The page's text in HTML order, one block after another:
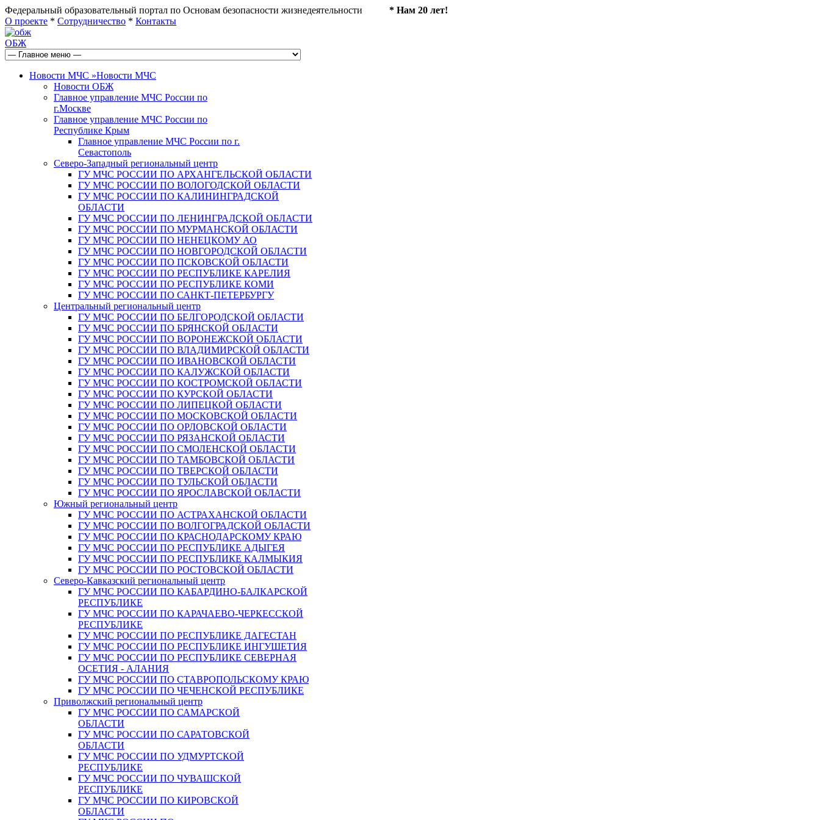
Федеральный образовательный портал по Основам безопасности жизнедеятельности * Нам 20 лет!
О проекте * Сотрудничество * Контакты
ОБЖ
Новости МЧС »Новости МЧС
Новости ОБЖ
Главное управление МЧС России по
г.Москве
Главное управление МЧС России по
Республике Крым
Главное управление МЧС России по г.
Севастополь
Северо-Западный региональный центр
ГУ МЧС РОССИИ ПО АРХАНГЕЛЬСКОЙ ОБЛАСТИ
ГУ МЧС РОССИИ ПО ВОЛОГОДСКОЙ ОБЛАСТИ
ГУ МЧС РОССИИ ПО КАЛИНИНГРАДСКОЙ
ОБЛАСТИ
ГУ МЧС РОССИИ ПО ЛЕНИНГРАДСКОЙ ОБЛАСТИ
ГУ МЧС РОССИИ ПО МУРМАНСКОЙ ОБЛАСТИ
ГУ МЧС РОССИИ ПО НЕНЕЦКОМУ АО
ГУ МЧС РОССИИ ПО НОВГОРОДСКОЙ ОБЛАСТИ
ГУ МЧС РОССИИ ПО ПСКОВСКОЙ ОБЛАСТИ
ГУ МЧС РОССИИ ПО РЕСПУБЛИКЕ КАРЕЛИЯ
ГУ МЧС РОССИИ ПО РЕСПУБЛИКЕ КОМИ
ГУ МЧС РОССИИ ПО САНКТ-ПЕТЕРБУРГУ
Центральный региональный центр
ГУ МЧС РОССИИ ПО БЕЛГОРОДСКОЙ ОБЛАСТИ
ГУ МЧС РОССИИ ПО БРЯНСКОЙ ОБЛАСТИ
ГУ МЧС РОССИИ ПО ВОРОНЕЖСКОЙ ОБЛАСТИ
ГУ МЧС РОССИИ ПО ВЛАДИМИРСКОЙ ОБЛАСТИ
ГУ МЧС РОССИИ ПО ИВАНОВСКОЙ ОБЛАСТИ
ГУ МЧС РОССИИ ПО КАЛУЖСКОЙ ОБЛАСТИ
ГУ МЧС РОССИИ ПО КОСТРОМСКОЙ ОБЛАСТИ
ГУ МЧС РОССИИ ПО КУРСКОЙ ОБЛАСТИ
ГУ МЧС РОССИИ ПО ЛИПЕЦКОЙ ОБЛАСТИ
ГУ МЧС РОССИИ ПО МОСКОВСКОЙ ОБЛАСТИ
ГУ МЧС РОССИИ ПО ОРЛОВСКОЙ ОБЛАСТИ
ГУ МЧС РОССИИ ПО РЯЗАНСКОЙ ОБЛАСТИ
ГУ МЧС РОССИИ ПО СМОЛЕНСКОЙ ОБЛАСТИ
ГУ МЧС РОССИИ ПО ТАМБОВСКОЙ ОБЛАСТИ
ГУ МЧС РОССИИ ПО ТВЕРСКОЙ ОБЛАСТИ
ГУ МЧС РОССИИ ПО ТУЛЬСКОЙ ОБЛАСТИ
ГУ МЧС РОССИИ ПО ЯРОСЛАВСКОЙ ОБЛАСТИ
Южный региональный центр
ГУ МЧС РОССИИ ПО АСТРАХАНСКОЙ ОБЛАСТИ
ГУ МЧС РОССИИ ПО ВОЛГОГРАДСКОЙ ОБЛАСТИ
ГУ МЧС РОССИИ ПО КРАСНОДАРСКОМУ КРАЮ
ГУ МЧС РОССИИ ПО РЕСПУБЛИКЕ АДЫГЕЯ
ГУ МЧС РОССИИ ПО РЕСПУБЛИКЕ КАЛМЫКИЯ
ГУ МЧС РОССИИ ПО РОСТОВСКОЙ ОБЛАСТИ
Северо-Кавказский региональный центр
ГУ МЧС РОССИИ ПО КАБАРДИНО-БАЛКАРСКОЙ
РЕСПУБЛИКЕ
ГУ МЧС РОССИИ ПО КАРАЧАЕВО-ЧЕРКЕССКОЙ
РЕСПУБЛИКЕ
ГУ МЧС РОССИИ ПО РЕСПУБЛИКЕ ДАГЕСТАН
ГУ МЧС РОССИИ ПО РЕСПУБЛИКЕ ИНГУШЕТИЯ
ГУ МЧС РОССИИ ПО РЕСПУБЛИКЕ СЕВЕРНАЯ
ОСЕТИЯ - АЛАНИЯ
ГУ МЧС РОССИИ ПО СТАВРОПОЛЬСКОМУ КРАЮ
ГУ МЧС РОССИИ ПО ЧЕЧЕНСКОЙ РЕСПУБЛИКЕ
Приволжский региональный центр
ГУ МЧС РОССИИ ПО САМАРСКОЙ
ОБЛАСТИ
ГУ МЧС РОССИИ ПО САРАТОВСКОЙ
ОБЛАСТИ
ГУ МЧС РОССИИ ПО УДМУРТСКОЙ
РЕСПУБЛИКЕ
ГУ МЧС РОССИИ ПО ЧУВАШСКОЙ
РЕСПУБЛИКЕ
ГУ МЧС РОССИИ ПО КИРОВСКОЙ
ОБЛАСТИ